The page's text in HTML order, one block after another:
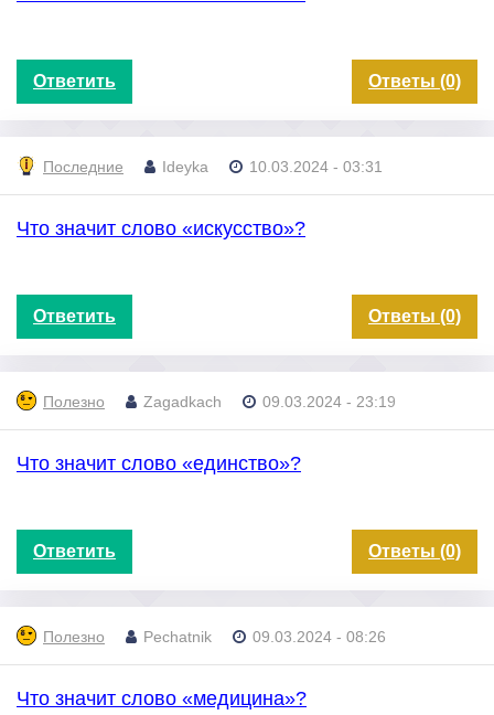
Ответить Ответы (0)
Последние Ideyka 10.03.2024 - 03:31
Что значит слово «искусство»?
Ответить Ответы (0)
Полезно Zagadkach 09.03.2024 - 23:19
Что значит слово «единство»?
Ответить Ответы (0)
Полезно Pechatnik 09.03.2024 - 08:26
Что значит слово «медицина»?